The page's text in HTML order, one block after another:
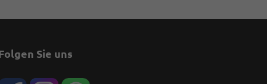
Sie uns